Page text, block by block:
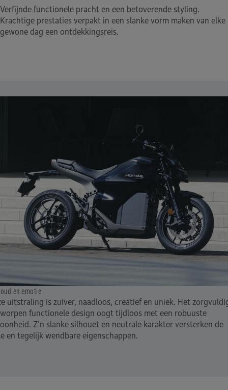
Verfijnde functionele pracht en een betoverende styling.
Krachtige prestaties verpakt in een slanke vorm maken van elke
gewone dag een ontdekkingsreis.
en emotie
uitstraling is zuiver, naadloos, creatief en uniek. Het
functionele design oogt tijdloos met een robuuste
Z'n slanke silhouet en neutrale karakter versterken de
en tegelijk wendbare eigenschappen.